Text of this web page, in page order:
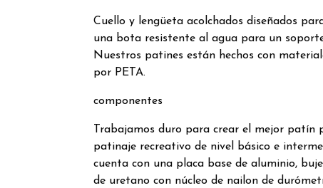
Cuello y lengüeta acolchados diseñados
una bota resistente al agua para un
Nuestros patines están hechos con
por PETA.
componentes
Trabajamos duro para crear el mejor patín
patinaje recreativo de nivel básico e
cuenta con una placa base de aluminio,
de uretano con núcleo de nailon de